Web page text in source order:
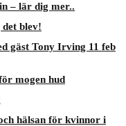
– lär dig mer..
det blev!
gäst Tony Irving 11 feb
mogen hud
hälsan för kvinnor i